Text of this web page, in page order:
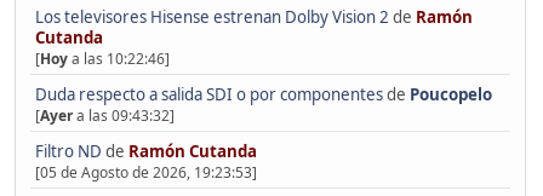
Los televisores Hisense estrenan Dolby Vision 2 de Ramón
Cutanda
[Hoya las 10:22:46]
Duda respecto a salida SDI o por componentesde Poucopelo
[Ayera las 09:43:32]
Filtro ND de Ramón Cutanda
[05 de Agosto de 2026, 19:23:53]